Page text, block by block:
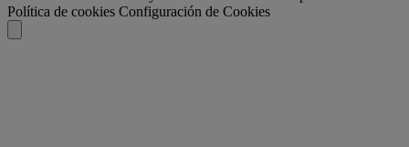
Política de cookies Configuración de Cookies